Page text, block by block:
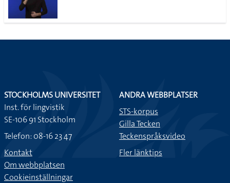
STOCKHOLMS UNIVERSITET
Inst. för lingvistik
SE-106 91 Stockholm
Telefon: 08-16 23 47
Kontakt
Om webbplatsen
Cookieinställningar
ANDRA WEBBPLATSER
STS-korpus
Gilla Tecken
Teckenspråksvideo
Fler länktips